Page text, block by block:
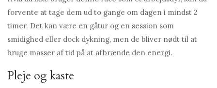
forvente at tage dem ud to gange om dagen i mindst 2
timer. Det kan være en gåtur og en session som
smidighed eller dock dykning, men de bliver nødt til at
bruge masser af tid på at afbrænde den energi.
Pleje og kaste